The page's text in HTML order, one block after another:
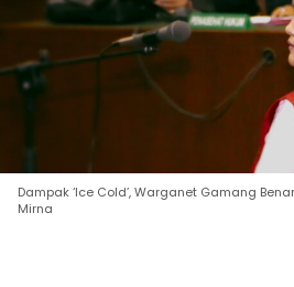
Dampak ‘Ice Cold’, Warganet Gamang
Mirna